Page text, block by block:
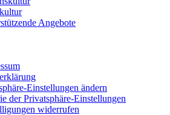
Angebote
Einstel­lungen ändern
der Privat­sphäre-Einstel­lungen
wider­rufen